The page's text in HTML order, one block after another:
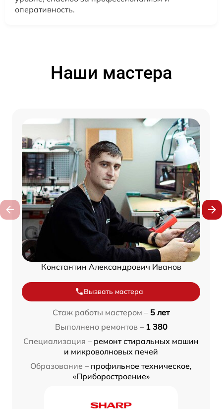
оперативность.
Наши мастера
Константин Александрович Иванов
Вызвать мастера
Стаж работы мастером – 5 лет
Выполнено ремонтов – 1 380
Специализация – ремонт стиральных машин
и микроволновых печей
Образование – профильное техническое,
«Приборостроение»